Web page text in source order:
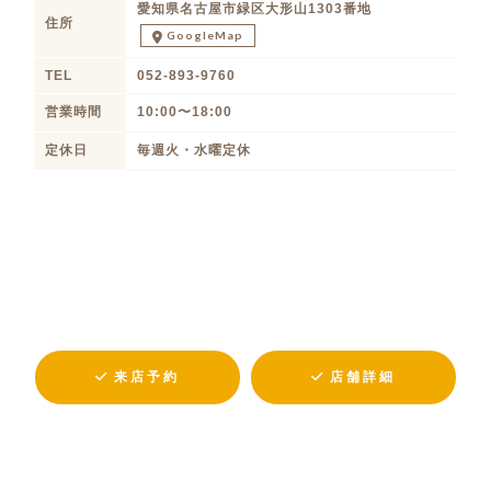
住所
愛知県名古屋市緑区大形山1303番地
GoogleMap
TEL 052-893-9760
営業時間 10:00〜18:00
定休日 毎週火・水曜定休
来店予約 店舗詳細